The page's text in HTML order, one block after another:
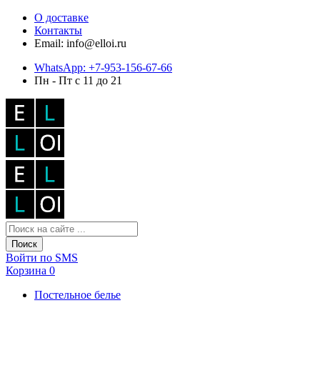
О доставке
Контакты
Email: info@elloi.ru
WhatsApp: +7-953-156-67-66
Пн - Пт с 11 до 21
Поиск
Войти по SMS
Корзина 0
Постельное белье